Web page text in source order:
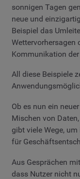
sonnigen Tagen
neue und
Beispiel das
Wettervorhersagen
Kommunikation
All diese Beispiele
Ob es nun ein
Mischen von
gibt viele Wege,
für
Aus Gesprächen
dass Nutzer nicht